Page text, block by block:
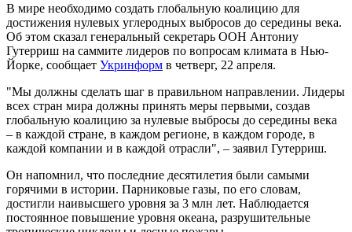
В мире необходимо создать глобальную коалицию для
достижения нулевых углеродных выбросов до середины века.
Об этом сказал генеральный секретарь ООН Антониу
Гутерриш на саммите лидеров по вопросам климата в Нью-
Йорке, сообщает Укринформ в четверг, 22 апреля.
"Мы должны сделать шаг в правильном направлении. Лидеры
всех стран мира должны принять меры первыми, создав
глобальную коалицию за нулевые выбросы до середины века
– в каждой стране, в каждом регионе, в каждом городе, в
каждой компании и в каждой отрасли", – заявил Гутерриш.
Он напомнил, что последние десятилетия были самыми
горячими в истории. Парниковые газы, по его словам,
достигли наивысшего уровня за 3 млн лет. Наблюдается
постоянное повышение уровня океана, разрушительные